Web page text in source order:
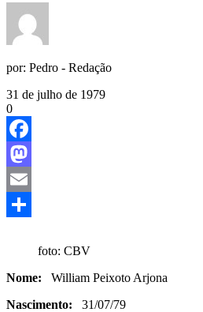
por: Pedro - Redação
31 de julho de 1979
0
Facebook
Mastodon
Email
foto: CBV
Nome: William Peixoto Arjona
Nascimento: 31/07/79